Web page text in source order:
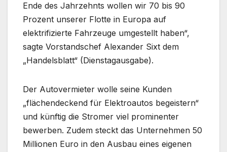
Ende des Jahrzehnts wollen wir 70 bis 90
Prozent unserer Flotte in Europa auf
elektrifizierte Fahrzeuge umgestellt haben“,
sagte Vorstandschef Alexander Sixt dem
„Handelsblatt“ (Dienstagausgabe).
Der Autovermieter wolle seine Kunden
„flächendeckend für Elektroautos begeistern“
und künftig die Stromer viel prominenter
bewerben. Zudem steckt das Unternehmen 50
Millionen Euro in den Ausbau eines eigenen